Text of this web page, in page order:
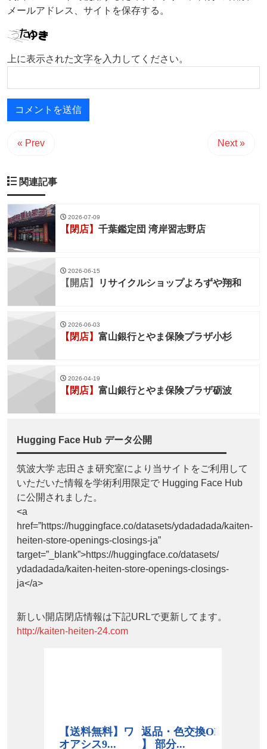
メールアドレス、サイトを保存する。
上に表示された文字を入力してください。
« Prev Next »
関連記事
2026-07-09
【閉店】 千葉鑑定団 湾岸習志野店
2026-06-15
【開店】 リサイクルショップよろずや翔和
2026-06-03
【閉店】 富山銀行とやま保険プラザ小杉
2026-04-19
【閉店】 富山銀行とやま保険プラザ砺波
Hugging Face Hub データ公開
筑波大学 志田さま研究室により当サイトをご利用して
いただいた情報を学術利用限定で Hugging Face Hub
に公開されました。
<a
href=”https://huggingface.co/datasets/ydadadada/kaiten-
heiten-store-openings-closings-ja”
target=”_blank”>https://huggingface.co/datasets/
ydadadada/kaiten-heiten-store-openings-closings-
ja</a>
新しい開店閉店情報は下記URLで更新してます。
http://kaiten-heiten-24.com